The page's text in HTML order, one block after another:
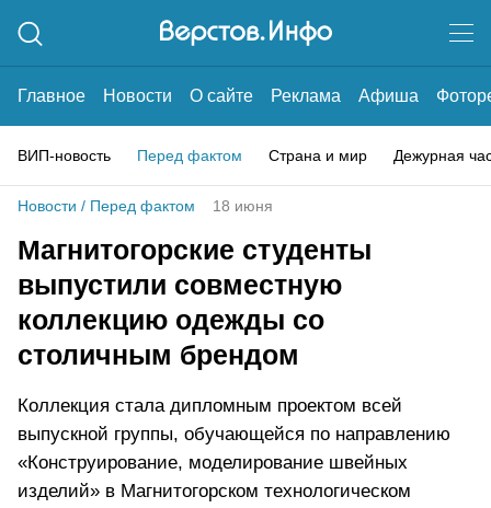
Главное Новости О сайте Реклама Афиша
ВИП-новость Перед фактом Страна и мир Дежурная
Новости / Перед фактом 18 июня
Магнитогорские студенты
выпустили совместную
коллекцию одежды со
столичным брендом
Коллекция стала дипломным проектом всей
выпускной группы, обучающейся по направлению
«Конструирование, моделирование швейных
изделий» в Магнитогорском технологическом